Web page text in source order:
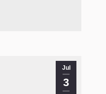
Jul
3